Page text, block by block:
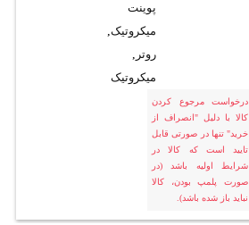
پوینت
میکروتیک,
روتر ,
میکروتیک
درخواست مرجوع کردن
کالا با دلیل "انصراف از
خرید" تنها در صورتی قابل
تایید است که کالا در
شرایط اولیه باشد (در
صورت پلمپ بودن، کالا
نباید باز شده باشد).